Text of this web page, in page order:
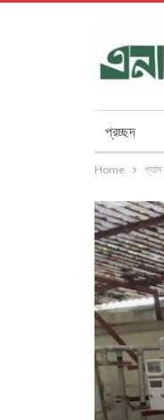
প্রচ্ছদ
Home গ্যাস